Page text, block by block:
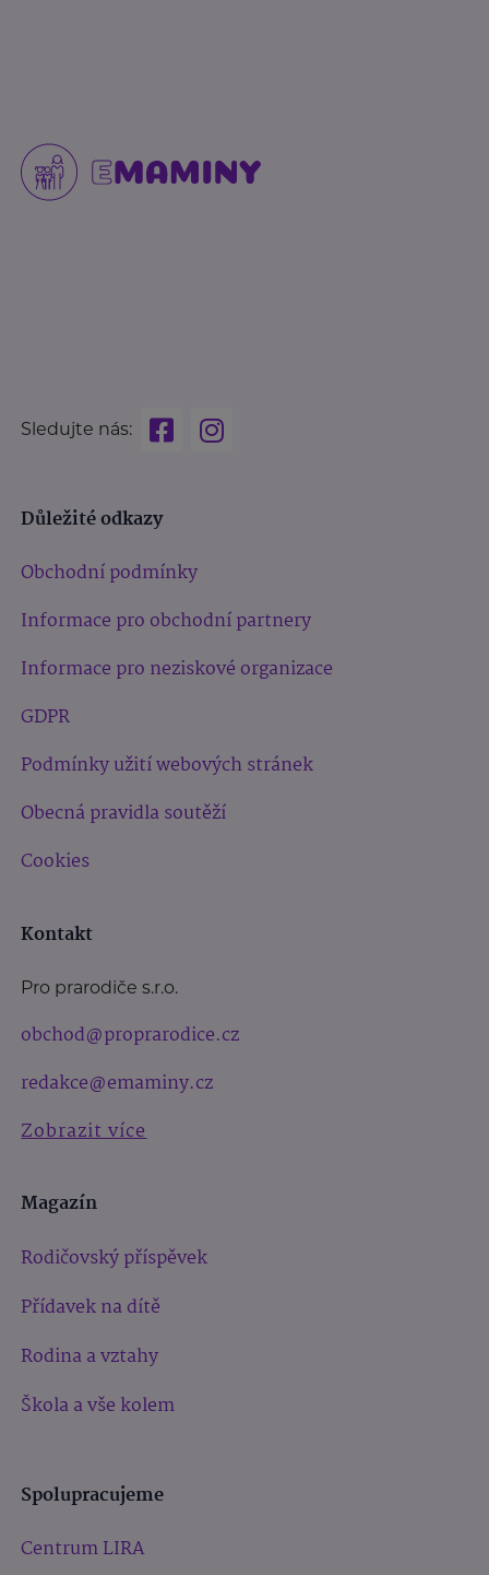
Sledujte nás:
Důležité odkazy
Obchodní podmínky
Informace pro obchodní partnery
Informace pro neziskové organizace
GDPR
Podmínky užití webových stránek
Obecná pravidla soutěží
Cookies
Kontakt
Pro prarodiče s.r.o.
obchod@proprarodice.cz
redakce@emaminy.cz
Zobrazit více
Magazín
Rodičovský příspěvek
Přídavek na dítě
Rodina a vztahy
Škola a vše kolem
Spolupracujeme
Centrum LIRA